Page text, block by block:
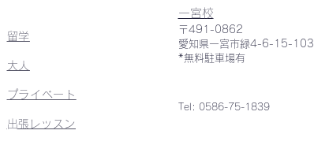
留学
大人
プライベート
​​出張レッスン
一宮校
〒491-0862
愛知県一宮市緑4-6-15-103
*無料駐車場有
Tel: 0586-75-1839